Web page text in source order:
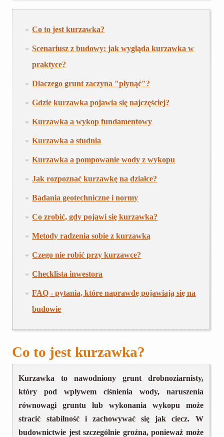
Co to jest kurzawka?
Scenariusz z budowy: jak wygląda kurzawka w
praktyce?
Dlaczego grunt zaczyna "płynąć"?
Gdzie kurzawka pojawia się najczęściej?
Kurzawka a wykop fundamentowy
Kurzawka a studnia
Kurzawka a pompowanie wody z wykopu
Jak rozpoznać kurzawkę na działce?
Badania geotechniczne i normy
Co zrobić, gdy pojawi się kurzawka?
Metody radzenia sobie z kurzawką
Czego nie robić przy kurzawce?
Checklista inwestora
FAQ - pytania, które naprawdę pojawiają się na
budowie
Co to jest kurzawka?
Kurzawka to nawodniony grunt drobnoziarnisty,
który pod wpływem ciśnienia wody, naruszenia
równowagi gruntu lub wykonania wykopu może
stracić stabilność i zachowywać się jak ciecz. W
budownictwie jest szczególnie groźna, ponieważ może